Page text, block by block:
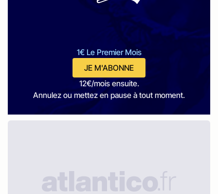
1€ Le Premier Mois
JE M'ABONNE
12€/mois ensuite.
Annulez ou mettez en pause à tout moment.